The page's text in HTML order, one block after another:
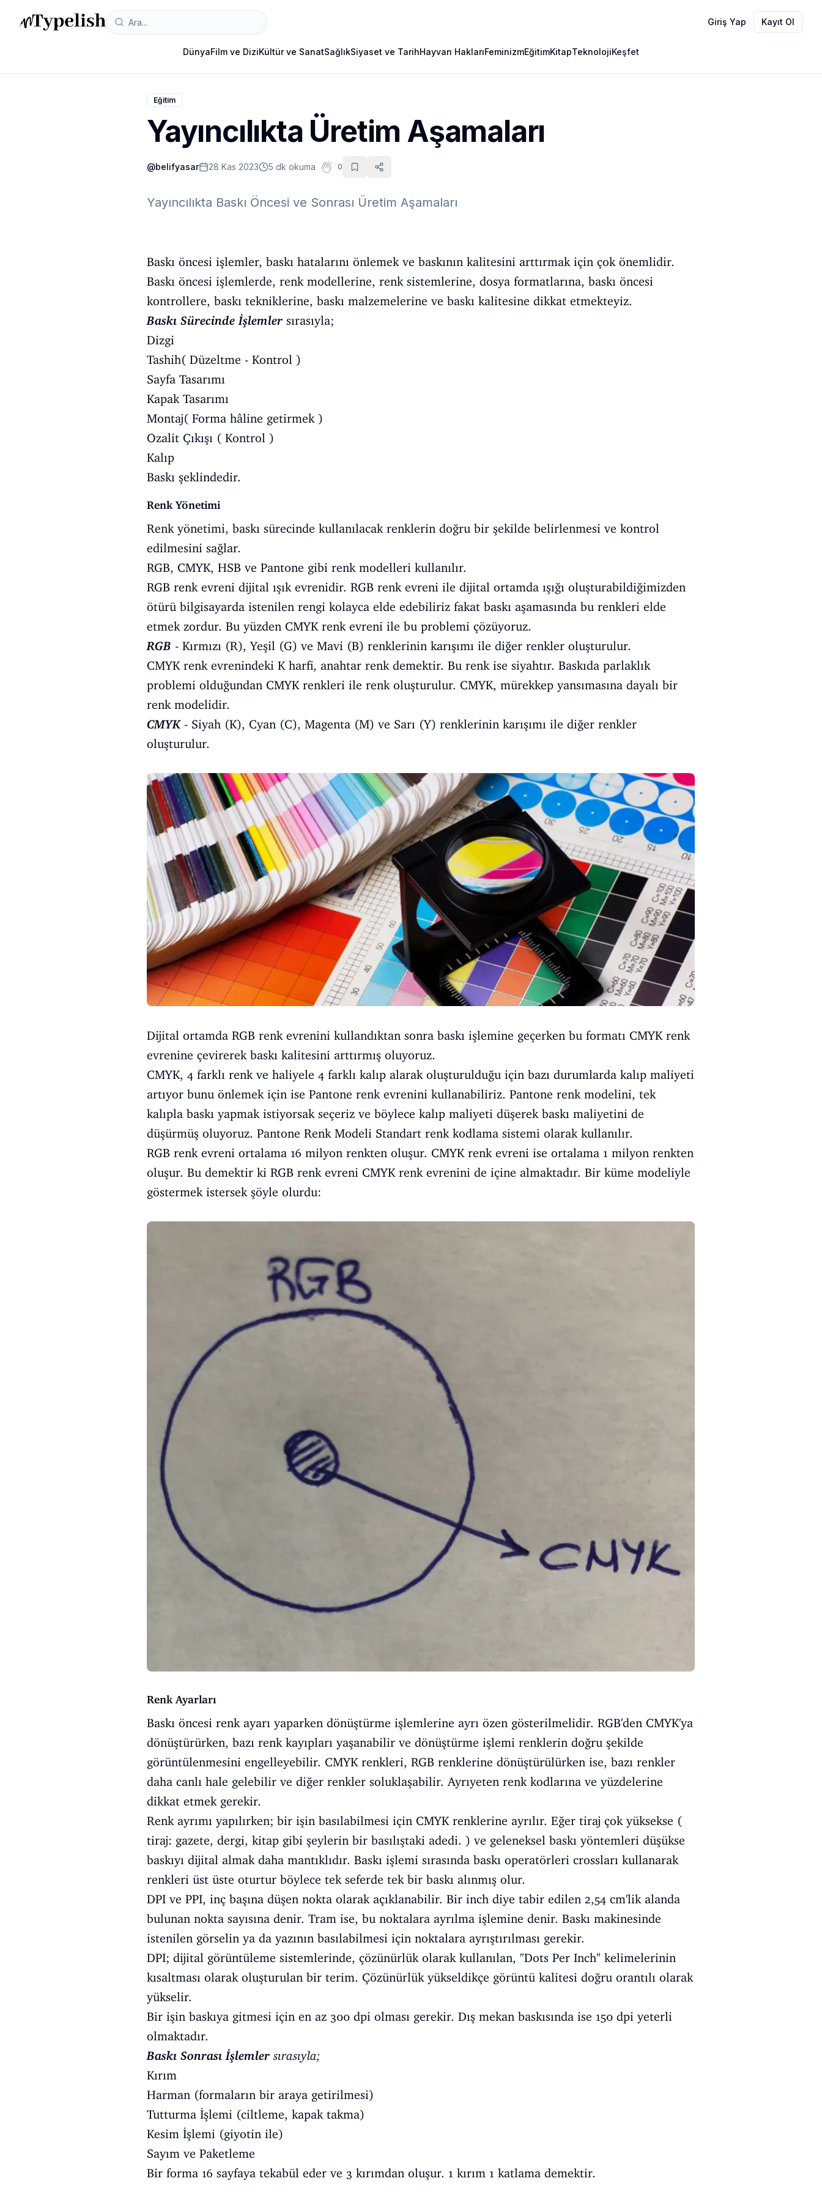
Giriş Yap Kayıt Ol
DünyaFilm ve DiziKültür ve SanatSağlıkSiyaset ve TarihHayvan HaklarıFeminizmEğitimKitapTeknolojiKeşfet
Eğitim
Yayıncılıkta Üretim Aşamaları
@belifyasar 28 Kas 2023 5 dk okuma 0
Yayıncılıkta Baskı Öncesi ve Sonrası Üretim Aşamaları
Baskı öncesi işlemler, baskı hatalarını önlemek ve baskının kalitesini arttırmak için çok önemlidir.
Baskı öncesi işlemlerde, renk modellerine, renk sistemlerine, dosya formatlarına, baskı öncesi
kontrollere, baskı tekniklerine, baskı malzemelerine ve baskı kalitesine dikkat etmekteyiz.
Baskı Sürecinde İşlemler sırasıyla;
Dizgi
Tashih( Düzeltme - Kontrol )
Sayfa Tasarımı
Kapak Tasarımı
Montaj( Forma hâline getirmek )
Ozalit Çıkışı ( Kontrol )
Kalıp
Baskı şeklindedir.
Renk Yönetimi
Renk yönetimi, baskı sürecinde kullanılacak renklerin doğru bir şekilde belirlenmesi ve kontrol
edilmesini sağlar.
RGB, CMYK, HSB ve Pantone gibi renk modelleri kullanılır.
RGB renk evreni dijital ışık evrenidir. RGB renk evreni ile dijital ortamda ışığı oluşturabildiğimizden
ötürü bilgisayarda istenilen rengi kolayca elde edebiliriz fakat baskı aşamasında bu renkleri elde
etmek zordur. Bu yüzden CMYK renk evreni ile bu problemi çözüyoruz.
RGB - Kırmızı (R), Yeşil (G) ve Mavi (B) renklerinin karışımı ile diğer renkler oluşturulur.
CMYK renk evrenindeki K harfi, anahtar renk demektir. Bu renk ise siyahtır. Baskıda parlaklık
problemi olduğundan CMYK renkleri ile renk oluşturulur. CMYK, mürekkep yansımasına dayalı bir
renk modelidir.
CMYK- Siyah (K), Cyan (C), Magenta (M) ve Sarı (Y) renklerinin karışımı ile diğer renkler
oluşturulur.
Dijital ortamda RGB renk evrenini kullandıktan sonra baskı işlemine geçerken bu formatı CMYK renk
evrenine çevirerek baskı kalitesini arttırmış oluyoruz.
CMYK, 4 farklı renk ve haliyele 4 farklı kalıp alarak oluşturulduğu için bazı durumlarda kalıp maliyeti
artıyor bunu önlemek için ise Pantone renk evrenini kullanabiliriz. Pantone renk modelini, tek
kalıpla baskı yapmak istiyorsak seçeriz ve böylece kalıp maliyeti düşerek baskı maliyetini de
düşürmüş oluyoruz. Pantone Renk Modeli Standart renk kodlama sistemi olarak kullanılır.
RGB renk evreni ortalama 16 milyon renkten oluşur. CMYK renk evreni ise ortalama 1 milyon renkten
oluşur. Bu demektir ki RGB renk evreni CMYK renk evrenini de içine almaktadır. Bir küme modeliyle
göstermek istersek şöyle olurdu:
Renk Ayarları
Baskı öncesi renk ayarı yaparken dönüştürme işlemlerine ayrı özen gösterilmelidir. RGB'den CMYK'ya
dönüştürürken, bazı renk kayıpları yaşanabilir ve dönüştürme işlemi renklerin doğru şekilde
görüntülenmesini engelleyebilir. CMYK renkleri, RGB renklerine dönüştürülürken ise, bazı renkler
daha canlı hale gelebilir ve diğer renkler soluklaşabilir. Ayrıyeten renk kodlarına ve yüzdelerine
dikkat etmek gerekir.
Renk ayrımı yapılırken; bir işin basılabilmesi için CMYK renklerine ayrılır. Eğer tiraj çok yüksekse (
tiraj: gazete, dergi, kitap gibi şeylerin bir basılıştaki adedi. ) ve geleneksel baskı yöntemleri düşükse
baskıyı dijital almak daha mantıklıdır. Baskı işlemi sırasında baskı operatörleri crossları kullanarak
renkleri üst üste oturtur böylece tek seferde tek bir baskı alınmış olur.
DPI ve PPI, inç başına düşen nokta olarak açıklanabilir. Bir inch diye tabir edilen 2,54 cm'lik alanda
bulunan nokta sayısına denir. Tram ise, bu noktalara ayrılma işlemine denir. Baskı makinesinde
istenilen görselin ya da yazının basılabilmesi için noktalara ayrıştırılması gerekir.
DPI; dijital görüntüleme sistemlerinde, çözünürlük olarak kullanılan, "Dots Per Inch" kelimelerinin
kısaltması olarak oluşturulan bir terim. Çözünürlük yükseldikçe görüntü kalitesi doğru orantılı olarak
yükselir.
Bir işin baskıya gitmesi için en az 300 dpi olması gerekir. Dış mekan baskısında ise 150 dpi yeterli
olmaktadır.
Baskı Sonrası İşlemler sırasıyla;
Kırım
Harman (formaların bir araya getirilmesi)
Tutturma İşlemi (ciltleme, kapak takma)
Kesim İşlemi (giyotin ile)
Sayım ve Paketleme
Bir forma 16 sayfaya tekabül eder ve 3 kırımdan oluşur. 1 kırım 1 katlama demektir.